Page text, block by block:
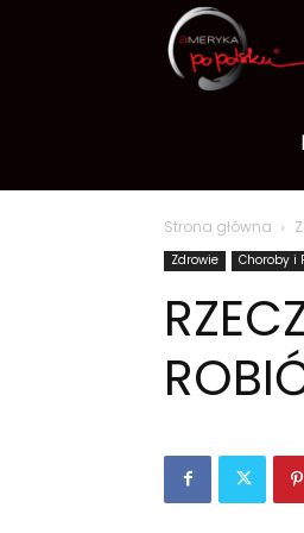
Strona główna
Zdrowie Choroby i